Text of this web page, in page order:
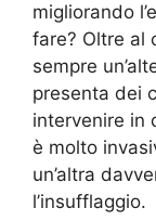
migliorando
fare? Oltre al
sempre
presenta dei
intervenire in
è molto
un’altra
l’insufflaggio.